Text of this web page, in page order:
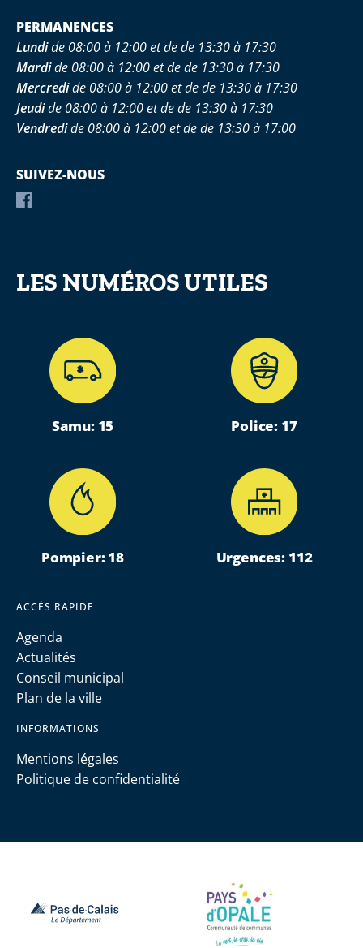
PERMANENCES
Lundide 08:00 à 12:00 et de de 13:30 à 17:30
Mardide 08:00 à 12:00 et de de 13:30 à 17:30
Mercredide 08:00 à 12:00 et de de 13:30 à 17:30
Jeudide 08:00 à 12:00 et de de 13:30 à 17:30
Vendredide 08:00 à 12:00 et de de 13:30 à 17:00
SUIVEZ-NOUS
LES NUMÉROS UTILES
Samu: 15 Police: 17
Pompier: 18 Urgences: 112
ACCÈS RAPIDE
Agenda
Actualités
Conseil municipal
Plan de la ville
INFORMATIONS
Mentions légales
Politique de confidentialité